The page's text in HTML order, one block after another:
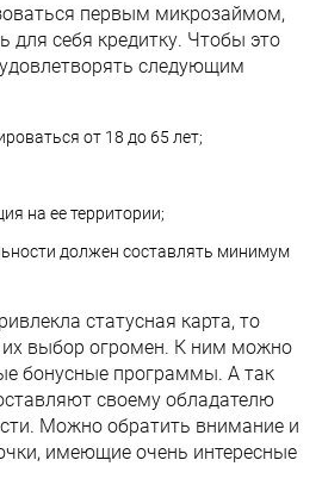
первым микрозаймом,
для себя кредитку. Чтобы это
следующим
от 18 до 65 лет;
на ее территории;
должен составлять минимум
статусная карта, то
их выбор огромен. К ним можно
бонусные программы. А так
своему обладателю
Можно обратить внимание и
имеющие очень интересные